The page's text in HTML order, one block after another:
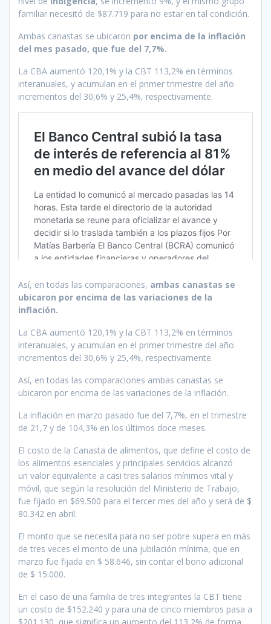
familiar necesitó de $87.719 para no estar en tal condición.
Ambas canastas se ubicaron por encima de la inflación
del mes pasado, que fue del 7,7%.
La CBA aumentó 120,1% y la CBT 113,2% en términos
interanuales, y acumulan en el primer trimestre del año
incrementos del 30,6% y 25,4%, respectivamente.
Así, en todas las comparaciones, ambas canastas se
ubicaron por encima de las variaciones de la
inflación.
La CBA aumentó 120,1% y la CBT 113,2% en términos
interanuales, y acumulan en el primer trimestre del año
incrementos del 30,6% y 25,4%, respectivamente.
Así, en todas las comparaciones ambas canastas se
ubicaron por encima de las variaciones de la inflación.
La inflación en marzo pasado fue del 7,7%, en el trimestre
de 21,7 y de 104,3% en los últimos doce meses.
El costo de la Canasta de alimentos, que define el costo de
los alimentos esenciales y principales servicios alcanzó
un valor equivalente a casi tres salarios mínimos vital y
móvil, que según la resolución del Ministerio de Trabajo,
fue fijado en $69.500 para el tercer mes del año y será de $
80.342 en abril.
El monto que se necesita para no ser pobre supera en más
de tres veces el monto de una jubilación mínima, que en
marzo fue fijada en $ 58.646, sin contar el bono adicional
de $ 15.000.
En el caso de una familia de tres integrantes la CBT tiene
un costo de $152.240 y para una de cinco miembros pasa a
$201.130, que significa un aumento del 113,2% de forma